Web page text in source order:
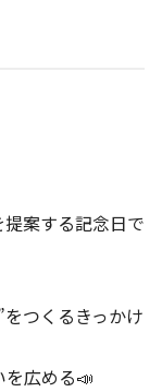
案する記念日で
つくるきっかけ
広める📣